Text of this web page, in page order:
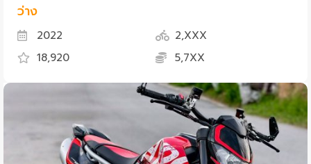
ว่าง
2022
2,XXX
18,920
5,7XX